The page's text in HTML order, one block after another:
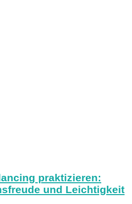
praktizieren:
und Leichtigkeit